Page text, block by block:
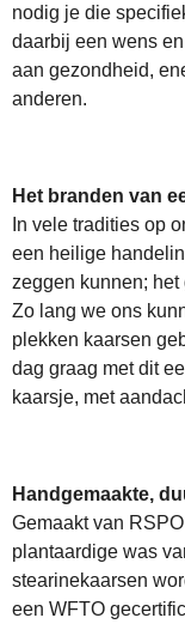
nodig je die
daarbij een wens
aan gezondheid,
anderen.
Het branden van
In vele tradities op
een heilige
zeggen kunnen;
Zo lang we ons
plekken kaarsen
dag graag met dit
kaarsje, met
Handgemaakte,
Gemaakt van
plantaardige was
stearinekaarsen
een WFTO